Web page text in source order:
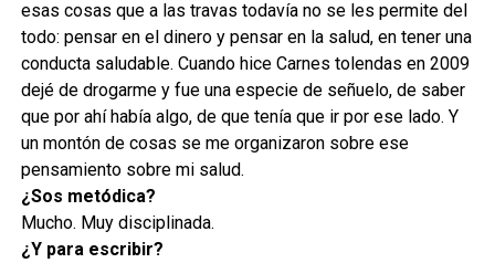
esas cosas que a las travas todavía no se les permite del
todo: pensar en el dinero y pensar en la salud, en tener una
conducta saludable. Cuando hice Carnes tolendas en 2009
dejé de drogarme y fue una especie de señuelo, de saber
que por ahí había algo, de que tenía que ir por ese lado. Y
un montón de cosas se me organizaron sobre ese
pensamiento sobre mi salud.
¿Sos metódica?
Mucho. Muy disciplinada.
¿Y para escribir?